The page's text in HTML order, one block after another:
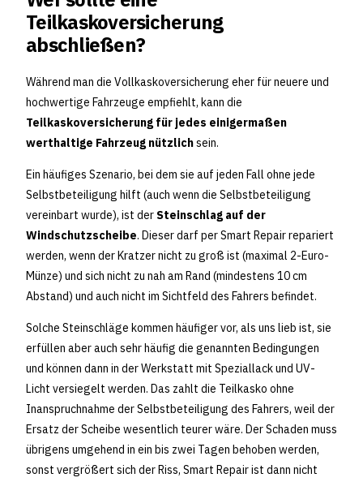
Teilkaskoversicherung
abschließen?
Während man die Vollkaskoversicherung eher für neuere und
hochwertige Fahrzeuge empfiehlt, kann die
Teilkaskoversicherung für jedes einigermaßen
werthaltige Fahrzeug nützlichsein.
Ein häufiges Szenario, bei dem sie auf jeden Fall ohne jede
Selbstbeteiligung hilft (auch wenn die Selbstbeteiligung
vereinbart wurde), ist der Steinschlag auf der
Windschutzscheibe. Dieser darf per Smart Repair repariert
werden, wenn der Kratzer nicht zu groß ist (maximal 2-Euro-
Münze) und sich nicht zu nah am Rand (mindestens 10 cm
Abstand) und auch nicht im Sichtfeld des Fahrers befindet.
Solche Steinschläge kommen häufiger vor, als uns lieb ist, sie
erfüllen aber auch sehr häufig die genannten Bedingungen
und können dann in der Werkstatt mit Speziallack und UV-
Licht versiegelt werden. Das zahlt die Teilkasko ohne
Inanspruchnahme der Selbstbeteiligung des Fahrers, weil der
Ersatz der Scheibe wesentlich teurer wäre. Der Schaden muss
übrigens umgehend in ein bis zwei Tagen behoben werden,
sonst vergrößert sich der Riss, Smart Repair ist dann nicht